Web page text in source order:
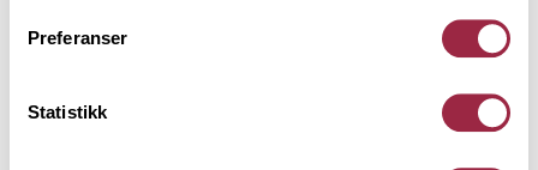
Preferanser
Statistikk
Teknisk informasjon